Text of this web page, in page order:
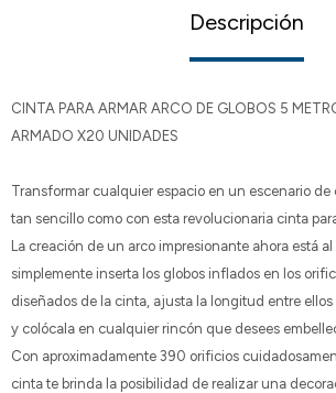
Descripción
CINTA PARA ARMAR ARCO DE GLOBOS 5
ARMADO X20 UNIDADES
Transformar cualquier espacio en un escenario
tan sencillo como con esta revolucionaria cinta
La creación de un arco impresionante ahora está
simplemente inserta los globos inflados en los
diseñados de la cinta, ajusta la longitud entre
y colócala en cualquier rincón que desees
Con aproximadamente 390 orificios
cinta te brinda la posibilidad de realizar una